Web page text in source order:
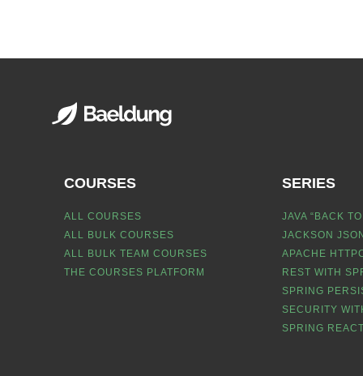
COURSES
ALL COURSES
ALL BULK COURSES
ALL BULK TEAM COURSES
THE COURSES PLATFORM
SERIES
JAVA “BACK
JACKSON
APACHE
REST WITH
SPRING
SECURITY
SPRING